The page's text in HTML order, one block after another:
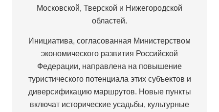
Московской, Тверской и Нижегородской
областей.
Инициатива, согласованная Министерством
экономического развития Российской
Федерации, направлена на повышение
туристического потенциала этих субъектов и
диверсификацию маршрутов. Новые пункты
включат исторические усадьбы, культурные